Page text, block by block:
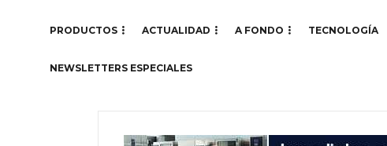
PRODUCTOS ACTUALIDAD A FONDO TECNOLOGÍA
NEWSLETTERS ESPECIALES